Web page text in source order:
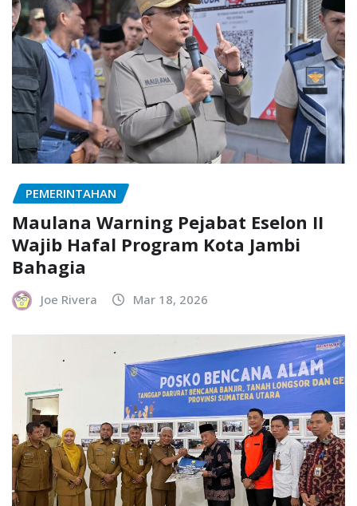
PEMERINTAHAN
Maulana Warning Pejabat Eselon II
Wajib Hafal Program Kota Jambi
Bahagia
Joe Rivera Mar 18, 2026